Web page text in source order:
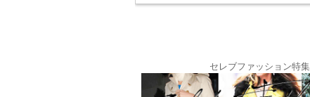
セレブファッション特集